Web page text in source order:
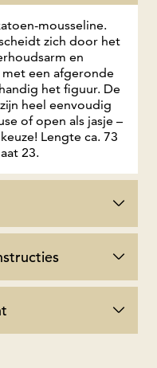
mousseline.
zich door het
en
een afgeronde
het figuur. De
heel eenvoudig
of open als jasje –
Lengte ca. 73
23.